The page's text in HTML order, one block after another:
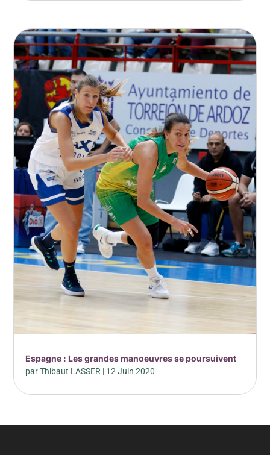
Espagne : Les grandes manoeuvres se poursuivent
parThibaut LASSER | 12 Juin 2020